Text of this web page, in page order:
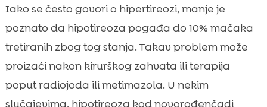
 Što je smanjena funkcija štitnjače kod
mačke i zašto je važna

Rani znakovi i simptomi na koje trebamo
hipotireoza kod mačke
Uzroci i rizični faktori smanjene funkcije
Iako se često govori o hipertireozi, manje je
poznato da hipotireoza pogađa do 10% mačaka
tretiranih zbog tog stanja. Takav problem može
proizaći nakon kirurškog zahvata ili terapija
poput radiojoda ili metimazola. U nekim
slučajevima, hipotireoza kod novorođenčadi